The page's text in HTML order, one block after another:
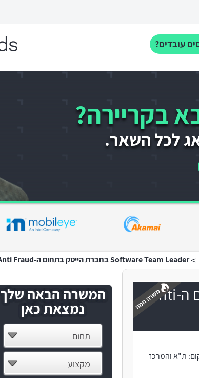
עובדים?
בקריירה?
לכל השאר.
>Software Team Leader בחברת הייטק בתחום ה-Anti Fraud
Software Team Leader בחברת הייטק בתחום ה-Anti
ת"א והמרכז
המשרה הבאה שלך
נמצאת כאן
תחום
מקצוע